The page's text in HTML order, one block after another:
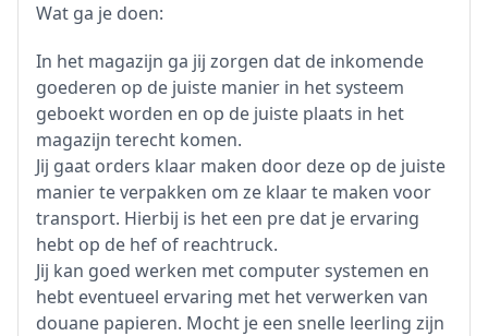
Wat ga je doen:
In het magazijn ga jij zorgen dat de inkomende
goederen op de juiste manier in het systeem
geboekt worden en op de juiste plaats in het
magazijn terecht komen.
Jij gaat orders klaar maken door deze op de juiste
manier te verpakken om ze klaar te maken voor
transport. Hierbij is het een pre dat je ervaring
hebt op de hef of reachtruck.
Jij kan goed werken met computer systemen en
hebt eventueel ervaring met het verwerken van
douane papieren. Mocht je een snelle leerling zijn